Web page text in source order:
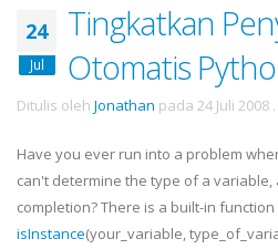
24
Jul
Tingkatkan
Otomatis
Ditulis oleh Jonathan pada 24 Juli 2008 .
Have you ever run into a problem
can't determine the type of a
completion? There is a built-in
isInstance(your_variable,